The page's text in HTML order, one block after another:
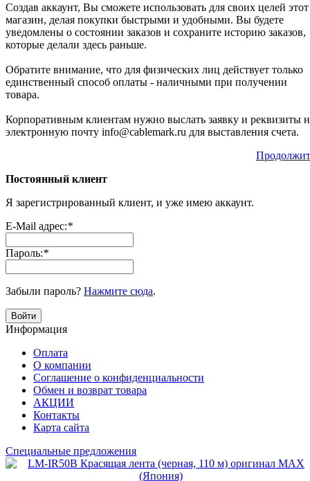
Создав аккаунт, Вы сможете использовать для своих целей этот
магазин, делая покупки быстрыми и удобными. Вы будете
уведомлены о состоянии заказов и сохраните историю заказов,
которые делали здесь раньше.
Обратите внимание, что для физических лиц действует только
единственный способ оплаты - наличными при получении
товара.
Корпоративным клиентам нужно выслать заявку и реквизиты
электронную почту info@cablemark.ru для выставления счета.
Постоянный клиент
Я зарегистрированный клиент, и уже имею аккаунт.
E-Mail адрес:*
Пароль:*
Забыли пароль? Нажмите сюда.
Войти
Информация
Оплата
О компании
Соглашение о конфиденциальности
Обмен и возврат товара
АКЦИИ
Контакты
Карта сайта
Специальные предложения